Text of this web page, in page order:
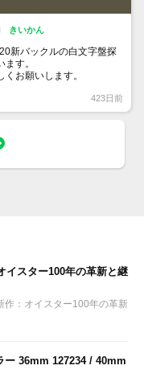
きいかん
新バックルの白文字盤探
ます。
くお願いします。
423日前
イスター100年の革新と継
作：オイスター100年の革新
ー 36mm 127234 / 40mm